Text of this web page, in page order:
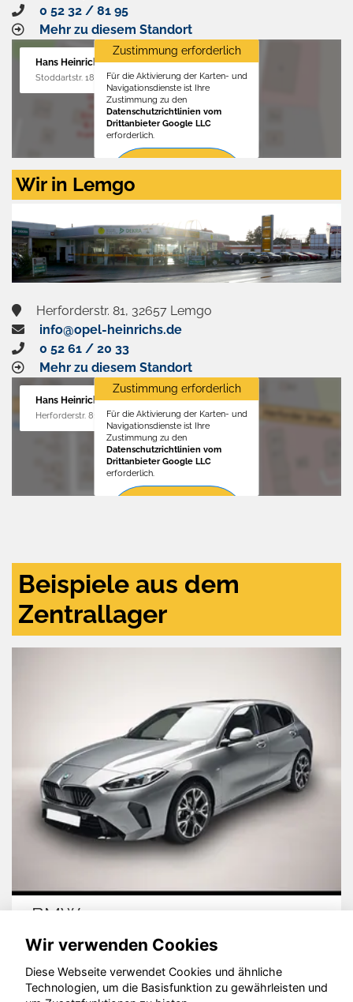
0 52 32 / 81 95
Mehr zu diesem Standort
Hans Heinrichs GmbH
Stoddartstr. 18, 32758 Detmold
Zustimmung erforderlich
Für die Aktivierung der Karten- und
Navigationsdienste ist Ihre
Zustimmung zu den
Datenschutzrichtlinien vom
Drittanbieter Google LLC
erforderlich.
Zustimmen
aktivieren
Wir in Lemgo
Herforderstr. 81, 32657 Lemgo
info@opel-heinrichs.de
0 52 61 / 20 33
Mehr zu diesem Standort
Hans Heinrichs GmbH
Herforderstr. 81, 32657 Lemgo
Zustimmung erforderlich
Für die Aktivierung der Karten- und
Navigationsdienste ist Ihre
Zustimmung zu den
Datenschutzrichtlinien vom
Drittanbieter Google LLC
erforderlich.
Beispiele aus dem
Zentrallager
Cupra Ateca
Wir verwenden Cookies
Diese Webseite verwendet Cookies und ähnliche
Technologien, um die Basisfunktion zu gewährleisten und